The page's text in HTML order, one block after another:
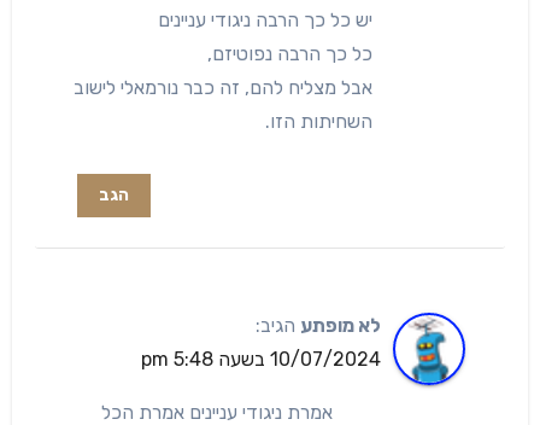
יש כל כך הרבה ניגודי עניינים
כל כך הרבה נפוטיזם,
אבל מצליח להם, זה כבר נורמאלי לישוב
השחיתות הזו.
הגב
לא מופתע הגיב:
10/07/2024 בשעה 5:48 pm
אמרת ניגודי עניינים אמרת הכל